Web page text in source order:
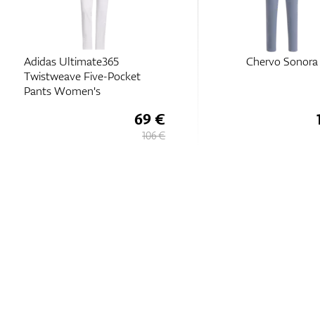
Adidas Ultimate365
Twistweave Five-Pocket
Pants Women's
69 €
106 €
Chervo Sonora